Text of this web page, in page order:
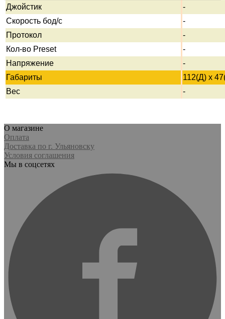
Джойстик
-
Скорость бод/с
-
Протокол
-
Кол-во Preset
-
Напряжение
-
Габариты
112(Д) х
Вес
-
О магазине
Оплата
Доставка по г. Ульяновску
Условия соглашения
Мы в соцсетях